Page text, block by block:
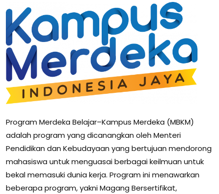
Program Merdeka Belajar–Kampus Merdeka (MBKM)
adalah program yang dicanangkan oleh Menteri
Pendidikan dan Kebudayaan yang bertujuan mendorong
mahasiswa untuk menguasai berbagai keilmuan untuk
bekal memasuki dunia kerja. Program ini menawarkan
beberapa program, yakni Magang Bersertifikat,